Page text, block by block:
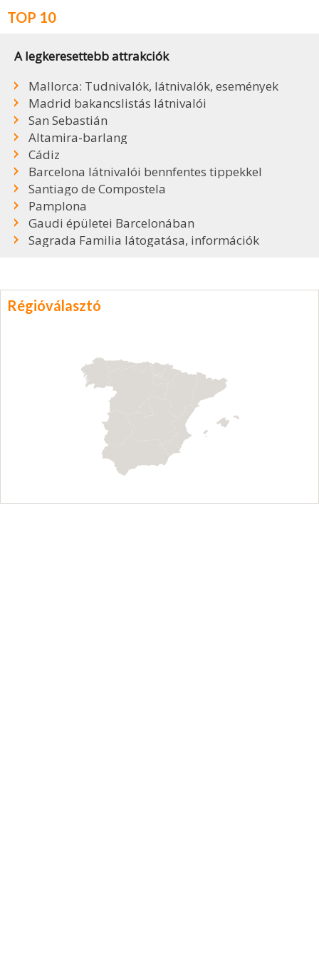
TOP 10
A legkeresettebb attrakciók
Mallorca: Tudnivalók, látnivalók, események
Madrid bakancslistás látnivalói
San Sebastián
Altamira-barlang
Cádiz
Barcelona látnivalói bennfentes tippekkel
Santiago de Compostela
Pamplona
Gaudi épületei Barcelonában
Sagrada Familia látogatása, információk
Régióválasztó